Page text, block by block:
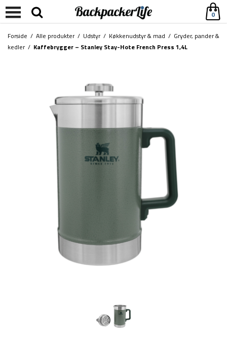
0
Forside / Alle produkter/ Udstyr/ Køkkenudstyr & mad / Gryder, pander &
kedler/ Kaffebrygger – Stanley Stay-Hote French Press 1,4L